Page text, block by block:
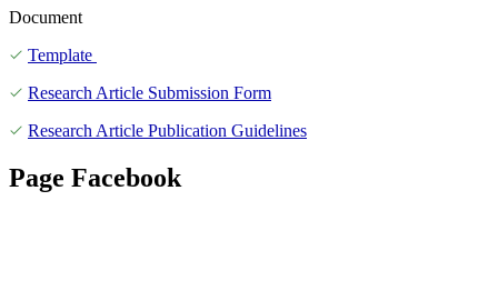
Document
Template
Research Article Submission Form
Research Article Publication Guidelines
Page Facebook